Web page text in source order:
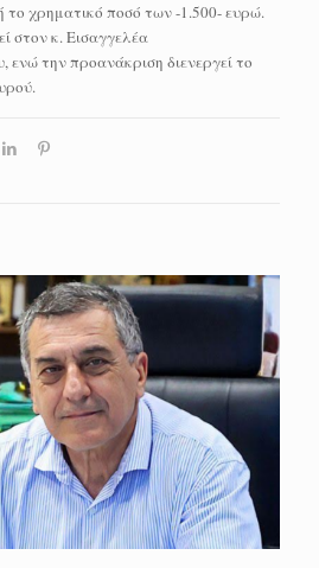
χρηματικό ποσό των -1.500- ευρώ.
στον κ. Εισαγγελέα
την προανάκριση διενεργεί το